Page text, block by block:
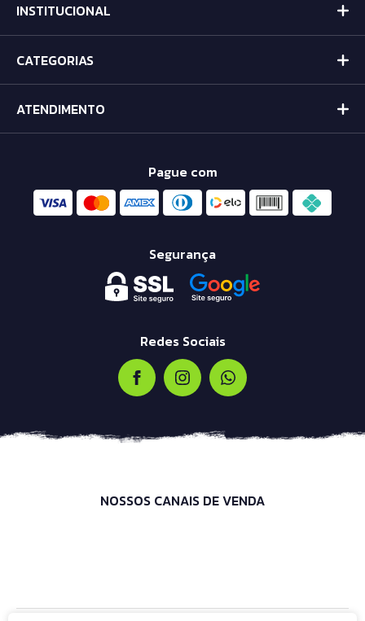
INSTITUCIONAL
CATEGORIAS
ATENDIMENTO
Pague com
Segurança
Redes Sociais
NOSSOS CANAIS DE VENDA